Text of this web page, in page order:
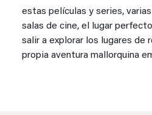
estas películas y series,
salas de cine, el lugar
salir a explorar los lugares de
propia aventura mallorquina